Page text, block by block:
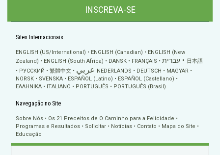
INSCREVA-SE
Sites Internacionais
ENGLISH (US/International) ENGLISH (Canadian)
ENGLISH (New
Zealand)
ENGLISH (South Africa) DANSK FRANÇAIS עברית
日本語
РУССКИЙ
繁體中文 عربي NEDERLANDS DEUTSCH
MAGYAR
NORSK
SVENSKA ESPAÑOL (Latino)
ESPAÑOL (Castellano)
ΕΛΛΗΝΙΚA
ITALIANO PORTUGUÊS PORTUGUÊS (Brasil)
Navegação no Site
Sobre Nós
Os 21 Preceitos de O Caminho para a Felicidade
Programas e Resultados
Solicitar Notícias Contato
Mapa do Site
Educação